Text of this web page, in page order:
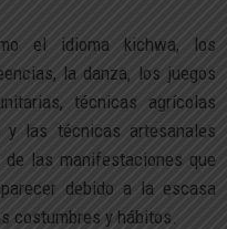
el idioma kichwa, los
la danza, los juegos
técnicas agrícolas
y las técnicas artesanales
las manifestaciones que
debido a la escasa
costumbres y hábitos.